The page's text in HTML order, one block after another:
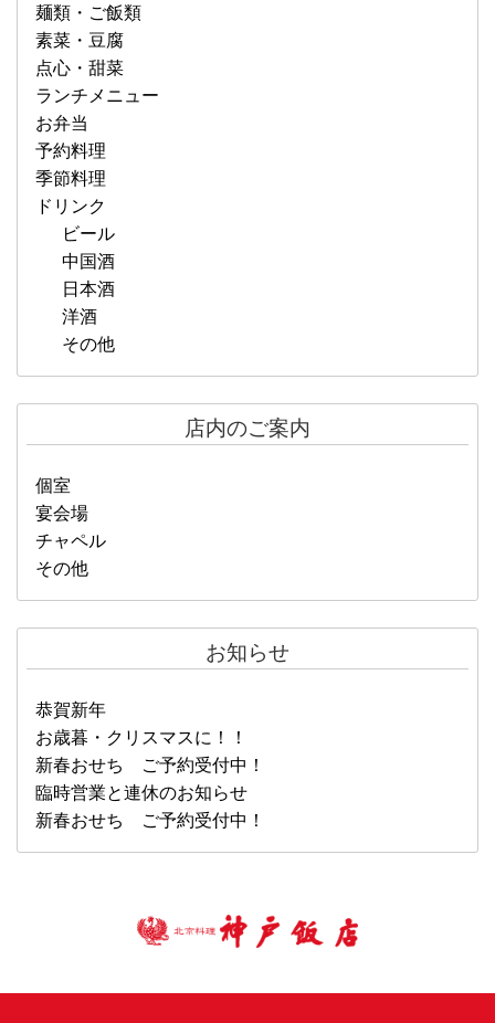
麺類・ご飯類
素菜・豆腐
点心・甜菜
ランチメニュー
お弁当
予約料理
季節料理
ドリンク
ビール
中国酒
日本酒
洋酒
その他
店内のご案内
個室
宴会場
チャペル
その他
お知らせ
恭賀新年
お歳暮・クリスマスに！！
新春おせち ご予約受付中！
臨時営業と連休のお知らせ
新春おせち ご予約受付中！